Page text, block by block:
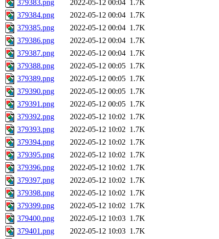
379383.png
2022-05-12 00:04 1.7K
379384.png
2022-05-12 00:04 1.7K
379385.png
2022-05-12 00:04 1.7K
379386.png
2022-05-12 00:04 1.7K
379387.png
2022-05-12 00:04 1.7K
379388.png
2022-05-12 00:05 1.7K
379389.png
2022-05-12 00:05 1.7K
379390.png
2022-05-12 00:05 1.7K
379391.png
2022-05-12 00:05 1.7K
379392.png
2022-05-12 10:02 1.7K
379393.png
2022-05-12 10:02 1.7K
379394.png
2022-05-12 10:02 1.7K
379395.png
2022-05-12 10:02 1.7K
379396.png
2022-05-12 10:02 1.7K
379397.png
2022-05-12 10:02 1.7K
379398.png
2022-05-12 10:02 1.7K
379399.png
2022-05-12 10:02 1.7K
379400.png
2022-05-12 10:03 1.7K
379401.png
2022-05-12 10:03 1.7K